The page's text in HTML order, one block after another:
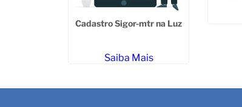
Cadastro Sigor-mtr na Luz
Saiba Mais